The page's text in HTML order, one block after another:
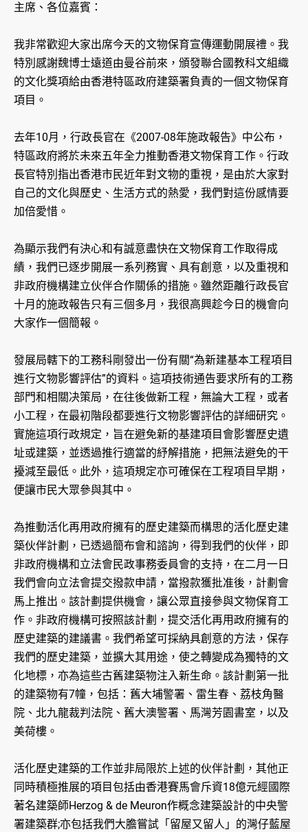
主席、各位嘉賓：
我非常歡迎大家出席今天的文物保育宣傳運動開展禮。我
特別感謝魏博士遠道由曼谷前來，頒發聯合國教科文組織
的文化獎項給由香港特區政府建築署負責的一個文物保育
項目。
去年10月，行政長官在《2007-08年施政報告》中公布，
特區政府將於未來五年全力推動香港文物保育工作。行政
長官特別指出香港市民近年對文物的重視，是由於大家對
自己的文化與歷史、生活方式的熱愛，我們對這份感情要
加倍愛惜。
為顯示我們有決心和有誠意盡快在文物保育工作取得成
績，我們已逐步開展一系列務實、具有創意，以及重視和
非政府機構建立伙伴合作關係的措施。雖然距離行政長官
十月的施政報告只有三個多月，我很高興趁今日的機會向
大家作一個簡報。
發展局轄下的工務科剛發出一份有關“為新建基本工程項目
進行文物影響評估”的資料。這項技術通告要求所有的工務
部門和相關决策局，在往後做新工程，無論大工程，或者
小工程，在最初階段都要進行文物影響評估的詳細研究。
實施這項行政規定，旨在避免新的基建項目會影響歷史遺
址或建築，並透過推行適當的紓解措施，把無法避免的干
擾減至最低。此外，這項規定亦可確保在工程項目早期，
便讓市民大眾參與其中。
為推動活化再用政府擁有的歷史建築而構思的活化歷史建
築伙伴計劃，已透過簡布會和諮詢，得到我們的伙伴，即
非政府機構和立法會民政事務委員會的支持，在二月一日
我們會向立法會提交撥款申請，當撥款獲批准後，計劃會
馬上推出。該計劃提供機會，讓公眾直接參與文物保育工
作。非政府機構可按照該計劃，提交活化再用政府擁有的
歷史建築的建議書。我們希望可採納具創意的方法，保存
我們的歷史建築，並擴大其用途，使之轉變成為獨特的文
化地標，亦為這些古舊建築物注入新生命。該計劃第一批
的建築物有7幢，包括：舊大埔警署、雷生春、荔枝角醫
院、北九龍裁判法院、舊大澳警署、馬灣芳園書室，以及
美荷樓。
活化歷史建築的工作並非局限於上述的伙伴計劃，其他正
同時積極推展的項目包括由香港賽馬會斥資18億元經國際
著名建築師Herzog & de Meuron作概念建築設計的中央警
署建築群;亦包括我們大膽嘗試「留屋又留人」的灣仔藍屋